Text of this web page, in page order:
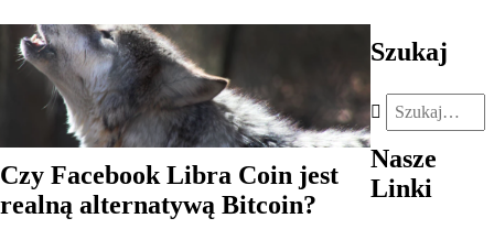
Czy Facebook Libra Coin jest
realną alternatywą Bitcoin?
Szukaj
Nasze
Linki